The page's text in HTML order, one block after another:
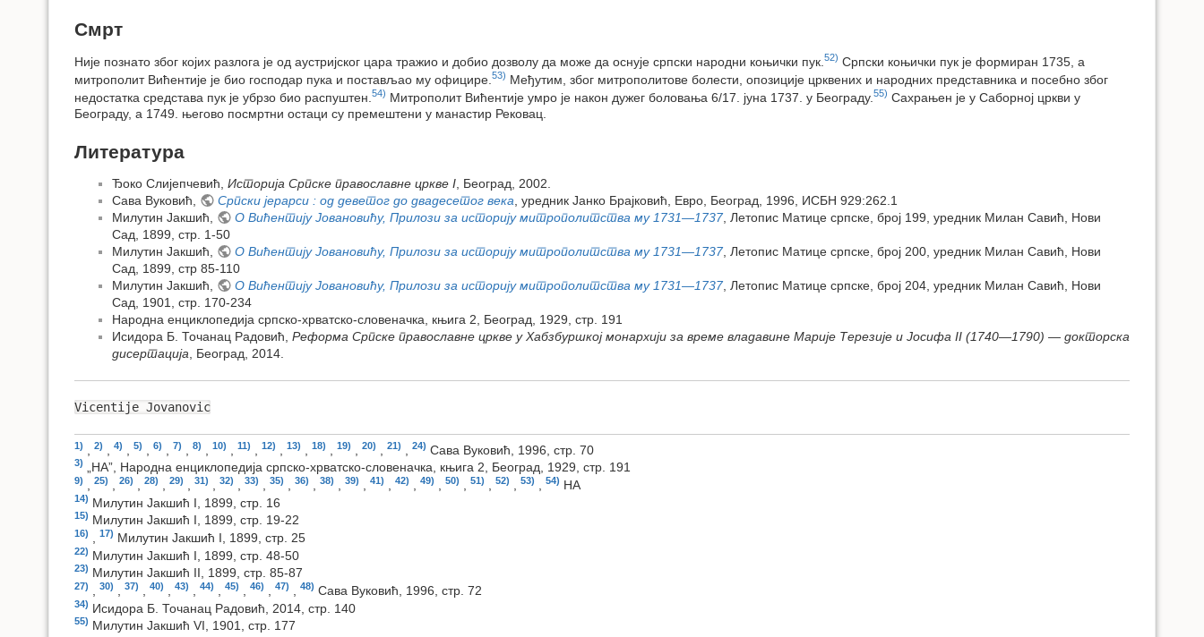
Смрт
Није познато због којих разлога је од аустријског цара тражио и добио дозволу да може да оснује српски народни коњички пук. 52) Српски коњички пук је формиран 1735, а
митрополит Вићентије је био господар пука и постављао му официре. 53) Међутим, због митрополитове болести, опозиције црквених и народних представника и посебно због
недостатка средстава пук је убрзо био распуштен. 54) Митрополит Вићентије умро је након дужег боловања 6/17. јуна 1737. у Београду. 55) Сахрањен је у Саборној цркви у
Београду, а 1749. његово посмртни остаци су премештени у манастир Рековац.
Литература
Ђоко Слијепчевић, Историја Српске православне цркве I , Београд, 2002.
Сава Вуковић,
Српски јерарси : од деветог до двадесетог века , уредник Јанко Брајковић, Евро, Београд, 1996, ИСБН 929:262.1
Милутин Јакшић,
О Вићентију Јовановићу, Прилози за историју митрополитства му 1731—1737, Летопис Матице српске, број 199, уредник Милан Савић, Нови
Сад, 1899, стр. 1-50
Милутин Јакшић,
О Вићентију Јовановићу, Прилози за историју митрополитства му 1731—1737, Летопис Матице српске, број 200, уредник Милан Савић, Нови
Сад, 1899, стр 85-110
Милутин Јакшић,
О Вићентију Јовановићу, Прилози за историју митрополитства му 1731—1737, Летопис Матице српске, број 204, уредник Милан Савић, Нови
Сад, 1901, стр. 170-234
Народна енциклопедија српско-хрватско-словеначка, књига 2, Београд, 1929, стр. 191
Исидора Б. Точанац Радовић, Реформа Српске православне цркве у Хабзбуршкој монархији за време владавине Марије Терезије и Јосифа II (1740—1790) — докторска
дисертација , Београд, 2014.
Vicentije Jovanovic
1) 2) 4) 5) 6) 7) 8) 10) 11) 12) 13) 18) 19) 20) 21) 24) Сава Вуковић, 1996, стр. 70
3) „НА”, Народна енциклопедија српско-хрватско-словеначка, књига 2, Београд, 1929, стр. 191
9) 25) 26) 28) 29) 31) 32) 33) 35) 36) 38) 39) 41) 42) 49) 50) 51) 52) 53) 54) НА
14) Милутин Јакшић I, 1899, стр. 16
15) Милутин Јакшић I, 1899, стр. 19-22
16) 17) Милутин Јакшић I, 1899, стр. 25
22) Милутин Јакшић I, 1899, стр. 48-50
23) Милутин Јакшић II, 1899, стр. 85-87
27) 30) 37) 40) 43) 44) 45) 46) 47) 48) Сава Вуковић, 1996, стр. 72
34) Исидора Б. Точанац Радовић, 2014, стр. 140
55) Милутин Јакшић VI, 1901, стр. 177